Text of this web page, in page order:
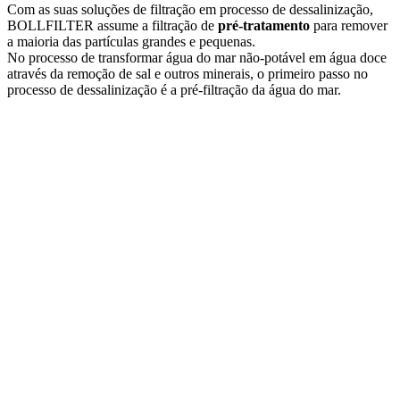
Com as suas soluções de filtração em processo de dessalinização,
BOLLFILTER assume a filtração de pré-tratamento para remover
a maioria das partículas grandes e pequenas.
No processo de transformar água do mar não-potável em água doce
através da remoção de sal e outros minerais, o primeiro passo no
processo de dessalinização é a pré-filtração da água do mar.